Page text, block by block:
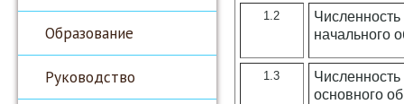
Образование
Руководство
1.2
начального
1.3
основного